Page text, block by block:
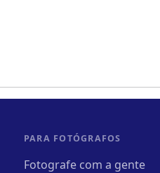
PARA FOTÓGRAFOS
Fotografe com a gente